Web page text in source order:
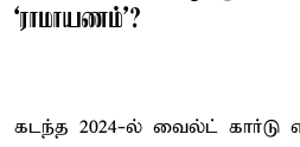
‘ராமாயணம்’?
கடந்த 2024-ல் வைல்ட் கார்டு